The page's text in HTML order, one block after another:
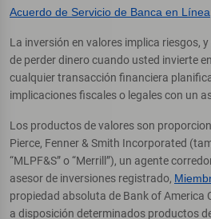
Acuerdo de Servicio de Banca en Línea
La inversión en valores implica riesgos,
de perder dinero cuando usted invierte
cualquier transacción financiera
implicaciones fiscales o legales con un
Los productos de valores son
Pierce, Fenner & Smith Incorporated
“MLPF&S” o “Merrill”), un agente
asesor de inversiones registrado,
propiedad absoluta de Bank of America
a disposición determinados productos